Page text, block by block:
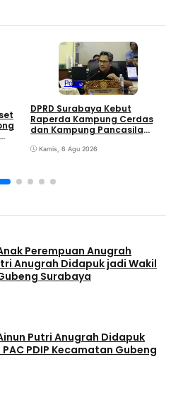
Politik
DPRD Surabaya Kebut
Raperda Kampung Cerdas
dan Kampung Pancasila
Kamis, 6 Agu 2026
Perempuan Anugrah
Anugrah Didapuk jadi Wakil
Surabaya
Putri Anugrah Didapuk
PDIP Kecamatan Gubeng